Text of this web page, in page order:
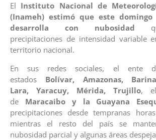
El Instituto Nacional de
(Inameh) estimó que este
desarrolla con nubosidad
precipitaciones de intensidad variable
territorio nacional.
En sus redes sociales, el ente
estados Bolívar, Amazonas,
Lara, Yaracuy, Mérida, Trujillo,
de Maracaibo y la Guayana
precipitaciones desde tempranas
mientras el resto del país se
nubosidad parcial y algunas áreas